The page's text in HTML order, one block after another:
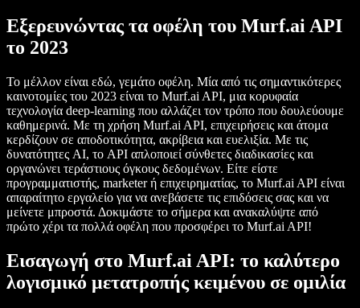
Εξερευνώντας τα οφέλη του Murf.ai API
το 2023
Το μέλλον είναι εδώ, γεμάτο οφέλη. Μία από τις σημαντικότερες
καινοτομίες του 2023 είναι το Murf.ai API, μια κορυφαία
τεχνολογία deep-learning που αλλάζει τον τρόπο που δουλεύουμε
καθημερινά. Με τη χρήση Murf.ai API, επιχειρήσεις και άτομα
κερδίζουν σε αποδοτικότητα, ακρίβεια και ευελιξία. Με τις
δυνατότητες AI, το API απλοποιεί σύνθετες διαδικασίες και
οργανώνει τεράστιους όγκους δεδομένων. Είτε είστε
προγραμματιστής, marketer ή επιχειρηματίας, το Murf.ai API είναι
απαραίτητο εργαλείο για να ανεβάσετε τις επιδόσεις σας και να
μείνετε μπροστά. Δοκιμάστε το σήμερα και ανακαλύψτε από
πρώτο χέρι τα πολλά οφέλη που προσφέρει το Murf.ai API!
Εισαγωγή στο Murf.ai API: το καλύτερο
λογισμικό μετατροπής κειμένου σε ομιλία